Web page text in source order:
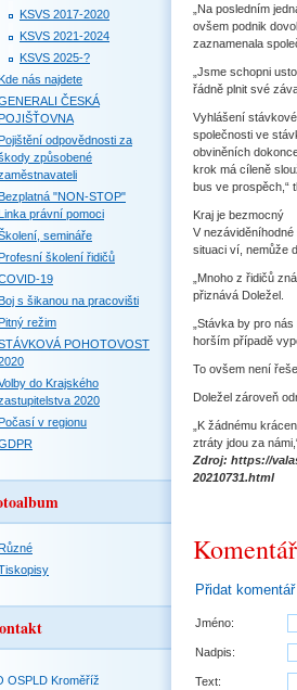
„Na posledním
ovšem podnik
zaznamenala
„Jsme schopni
řádně plnit své
Vyhlášení
společnosti ve
obviněních
krok má cíleně
bus ve prospěch,“
Kraj je bezmocný
V
situaci ví, nemůže
„Mnoho z řidičů
přiznává Doležel.
„Stávka by pro
horším případě
To ovšem není
Doležel zároveň
„K žádnému
ztráty jdou za
Zdroj: https://
20210731.html
Přidat komentář
Jméno:
Nadpis:
Text:
KSVS 2017-2020
KSVS 2021-2024
KSVS 2025-?
nás najdete
ČESKÁ
odpovědnosti za
způsobené
"NON-STOP"
právní pomoci
semináře
školení řidičů
19
s šikanou na pracovišti
režim
POHOTOVOST
do Krajského
2020
v regionu
OSPLD Kroměříž